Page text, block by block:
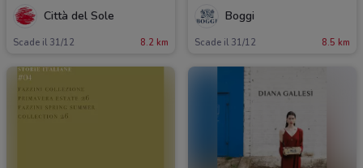
Città del Sole
Scade il 31/12 8.2 km
Boggi
Scade il 31/12 8.5 km